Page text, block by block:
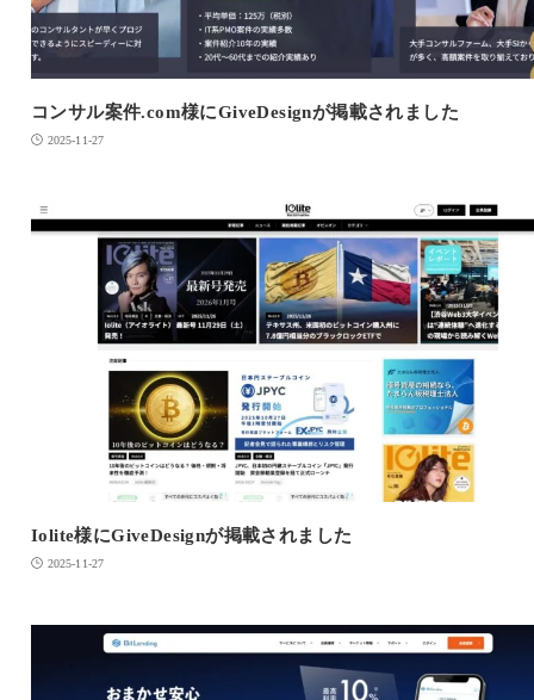
コンサル案件.com様にGiveDesignが掲載されました
2025-11-27
Iolite様にGiveDesignが掲載されました
2025-11-27